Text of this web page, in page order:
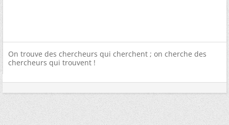
On trouve des chercheurs qui cherchent ; on cherche des
chercheurs qui trouvent !